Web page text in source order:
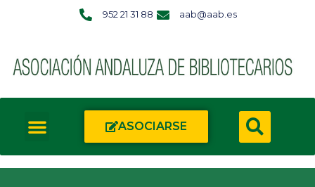
952 21 31 88 aab@aab.es
ASOCIARSE